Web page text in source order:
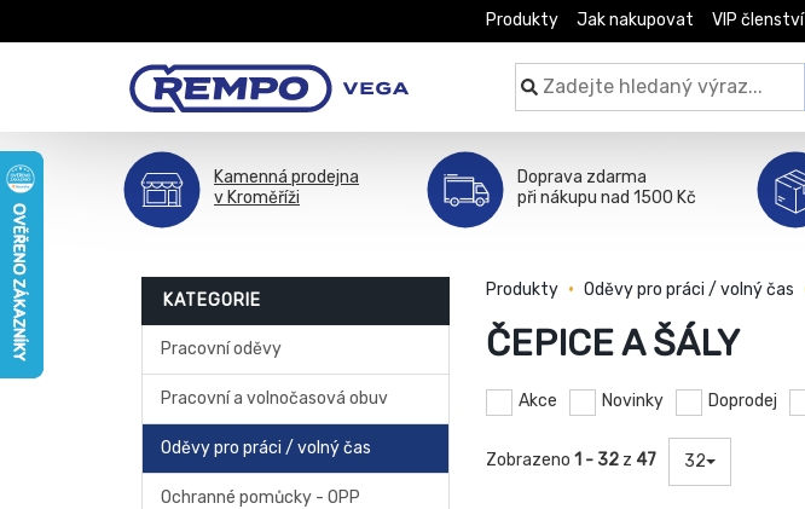
Produkty Jak nakupovat VIP členství
Kamenná prodejna
v Kroměříži
Doprava zdarma
při nákupu nad 1500 Kč
KATEGORIE
Pracovní oděvy
Pracovní a volnočasová obuv
Oděvy pro práci / volný čas
Ochranné pomůcky - OPP
Produkty Oděvy pro práci / volný čas
ČEPICE A ŠÁLY
Akce Novinky Doprodej
Zobrazeno 1 - 32 z 47 32